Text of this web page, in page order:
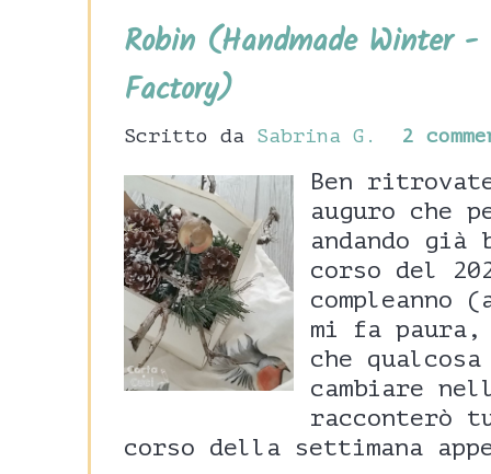
Robin (Handmade Winter -
Factory)
Scritto da Sabrina G. 2
Ben
auguro che
andando
corso del
mi fa paura,
che
cambiare
racconterò
corso della settimana